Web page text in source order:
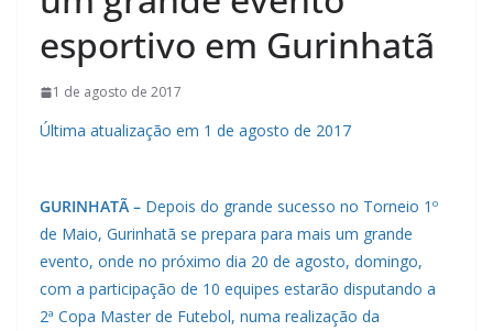
esportivo em Gurinhatã
1 de agosto de 2017
Última atualização em 1 de agosto de 2017
GURINHATÃ – Depois do grande sucesso no Torneio 1º
de Maio, Gurinhatã se prepara para mais um grande
evento, onde no próximo dia 20 de agosto, domingo,
com a participação de 10 equipes estarão disputando a
2ª Copa Master de Futebol, numa realização da